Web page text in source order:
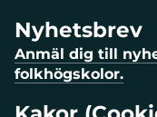
Nyhetsbrev
Anmäl dig till
folkhögskolor.